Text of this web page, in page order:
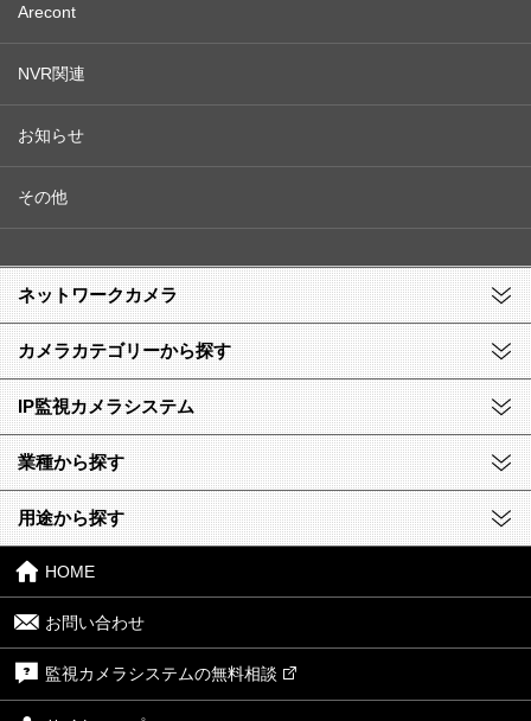
Arecont
NVR関連
お知らせ
その他
ネットワークカメラ
カメラカテゴリーから探す
IP監視カメラシステム
業種から探す
用途から探す
HOME
お問い合わせ
監視カメラシステムの無料相談